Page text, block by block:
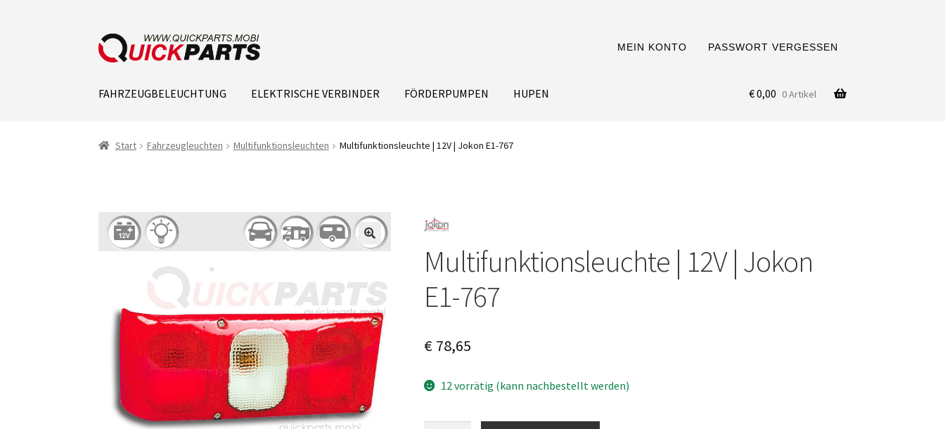
MEIN KONTO PASSWORT VERGESSEN
FAHRZEUGBELEUCHTUNG ELEKTRISCHE VERBINDER FÖRDERPUMPEN HUPEN €0,00 0 Artikel
Start Fahrzeugleuchten Multifunktionsleuchten Multifunktionsleuchte | 12V | Jokon E1-767
Multifunktionsleuchte | 12V | Jokon
E1-767
€78,65
12 vorrätig (kann nachbestellt werden)